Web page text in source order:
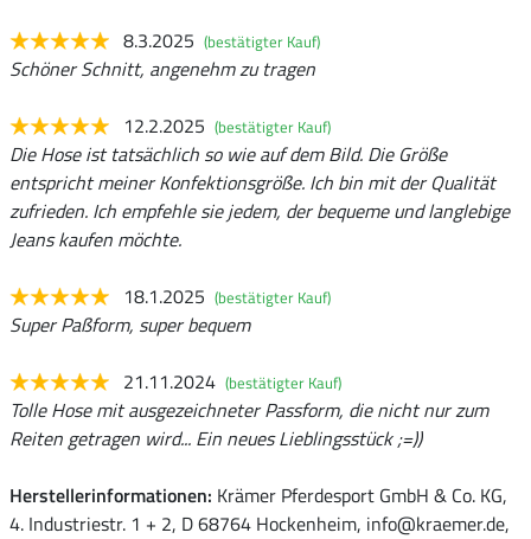
8.3.2025 (bestätigter Kauf)
Schöner Schnitt, angenehm zu tragen
12.2.2025 (bestätigter Kauf)
Die Hose ist tatsächlich so wie auf dem Bild. Die Größe
entspricht meiner Konfektionsgröße. Ich bin mit der Qualität
zufrieden. Ich empfehle sie jedem, der bequeme und langlebige
Jeans kaufen möchte.
18.1.2025 (bestätigter Kauf)
Super Paßform, super bequem
21.11.2024 (bestätigter Kauf)
Tolle Hose mit ausgezeichneter Passform, die nicht nur zum
Reiten getragen wird... Ein neues Lieblingsstück ;=))
Herstellerinformationen: Krämer Pferdesport GmbH & Co. KG,
4. Industriestr. 1 + 2, D 68764 Hockenheim, info@kraemer.de,